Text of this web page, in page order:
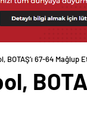
67-64 Mağlup